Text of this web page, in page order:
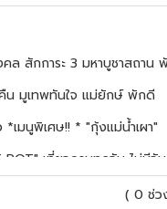
คล สักการะ 3 มหาบูชาสถาน
น มูเทพทันใจ แม่ยักษ์ พักดี
*เมนูพิเศษ!! * "กุ้งแม่น้ำเผา"
เที่ยวครบทุกวัน ไม่มีวัน
( 0 ช่ว